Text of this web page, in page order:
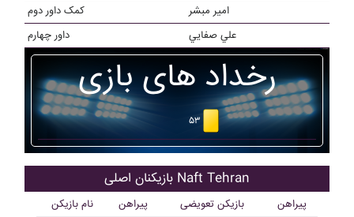
کمک داور دوم
امير مبشر
داور چهارم
علي صفايي
رخداد های بازی
۵۳
بازیکنان اصلی Naft Tehran
نام بازیکن پیراهن بازیکن تعویضی پیراهن